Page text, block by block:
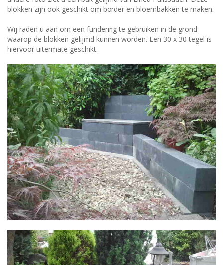
blokken zijn ook geschikt om border en bloembakken te maken.
Wij raden u aan om een fundering te gebruiken in de grond
waarop de blokken gelijmd kunnen worden. Een 30 x 30 tegel is
hiervoor uitermate geschikt.